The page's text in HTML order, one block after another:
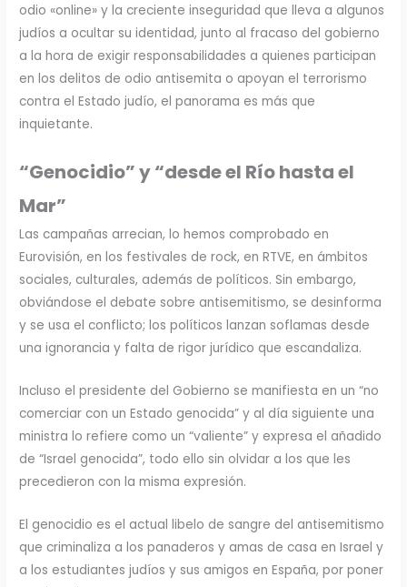
odio «online» y la creciente inseguridad que lleva a algunos
judíos a ocultar su identidad, junto al fracaso del gobierno
a la hora de exigir responsabilidades a quienes participan
en los delitos de odio antisemita o apoyan el terrorismo
contra el Estado judío, el panorama es más que
inquietante.
“Genocidio” y “desde el Río hasta el
Mar”
Las campañas arrecian, lo hemos comprobado en
Eurovisión, en los festivales de rock, en RTVE, en ámbitos
sociales, culturales, además de políticos. Sin embargo,
obviándose el debate sobre antisemitismo, se desinforma
y se usa el conflicto; los políticos lanzan soflamas desde
una ignorancia y falta de rigor jurídico que escandaliza.
Incluso el presidente del Gobierno se manifiesta en un “no
comerciar con un Estado genocida” y al día siguiente una
ministra lo refiere como un “valiente” y expresa el añadido
de “Israel genocida”, todo ello sin olvidar a los que les
precedieron con la misma expresión.
El genocidio es el actual libelo de sangre del antisemitismo
que criminaliza a los panaderos y amas de casa en Israel y
a los estudiantes judíos y sus amigos en España, por poner